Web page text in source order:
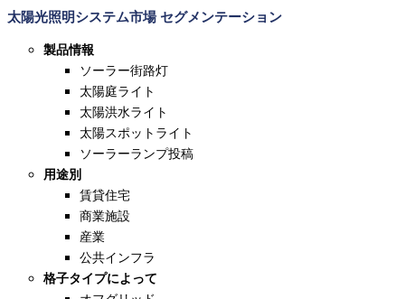
太陽光照明システム市場 セグメンテーション
製品情報
ソーラー街路灯
太陽庭ライト
太陽洪水ライト
太陽スポットライト
ソーラーランプ投稿
用途別
賃貸住宅
商業施設
産業
公共インフラ
格子タイプによって